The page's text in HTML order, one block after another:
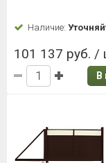
Наличие:
101 137 руб. /
В